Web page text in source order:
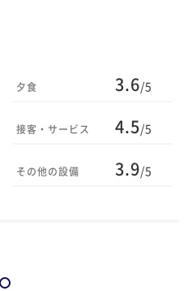
夕食 3.6/5
接客・サービス 4.5/5
その他の設備 3.9/5